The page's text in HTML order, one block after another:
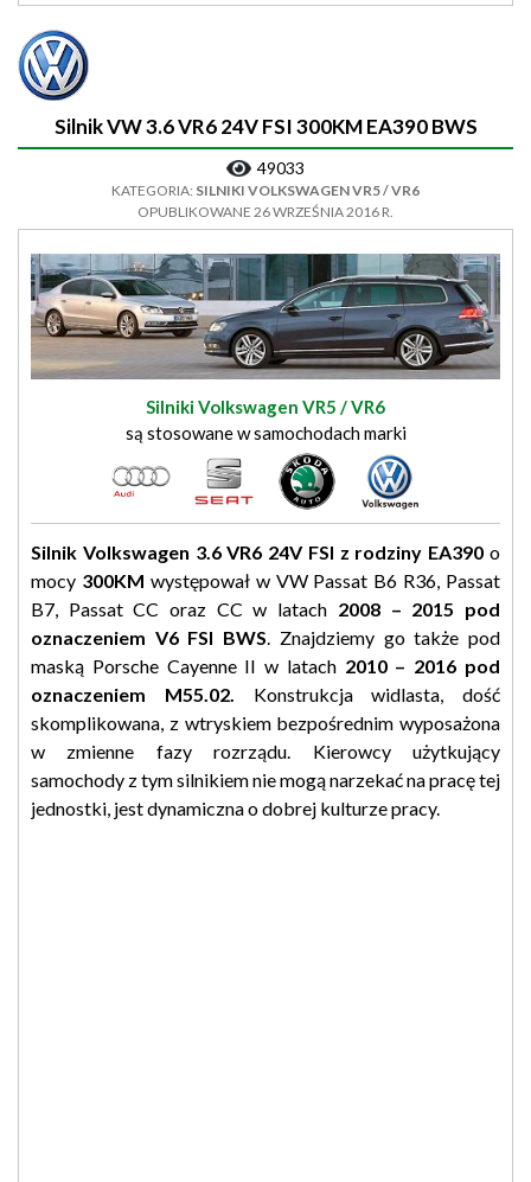
Silnik VW 3.6 VR6 24V FSI 300KM EA390 BWS
49033
KATEGORIA: SILNIKI VOLKSWAGEN VR5 / VR6
OPUBLIKOWANE 26 WRZEŚNIA 2016 R.
Silniki Volkswagen VR5 / VR6
są stosowane w samochodach marki
Silnik Volkswagen 3.6 VR6 24V FSI z rodziny EA390 o
mocy 300KM występował w VW Passat B6 R36, Passat
B7, Passat CC oraz CC w latach 2008 – 2015 pod
oznaczeniem V6 FSI BWS . Znajdziemy go także pod
maską Porsche Cayenne II w latach 2010 – 2016 pod
oznaczeniem M55.02.
Konstrukcja widlasta, dość
skomplikowana, z wtryskiem bezpośrednim wyposażona
w zmienne fazy rozrządu. Kierowcy użytkujący
samochody z tym silnikiem nie mogą narzekać na pracę tej
jednostki, jest dynamiczna o dobrej kulturze pracy.